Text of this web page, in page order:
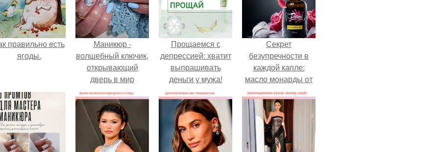
правильно eсть
ягоды.
Маникюр -
волшебный ключик,
открывающий
дверь в мир
ухоженных ногтей.
Прощаемся с
депрессией: хватит
выпрашивать
деньги у мужа!
Секрет
безупречности в
каждой капле:
масло монарды от
Demi Sweet.